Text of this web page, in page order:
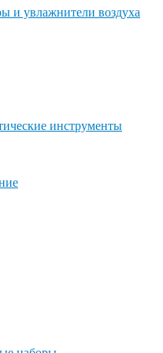
и увлажнители воздуха
инструменты